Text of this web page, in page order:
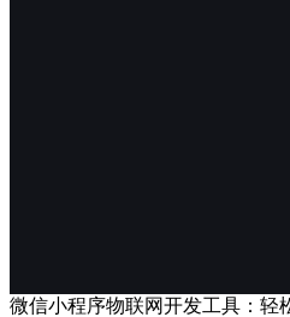
微信小程序物联网开发工具：轻